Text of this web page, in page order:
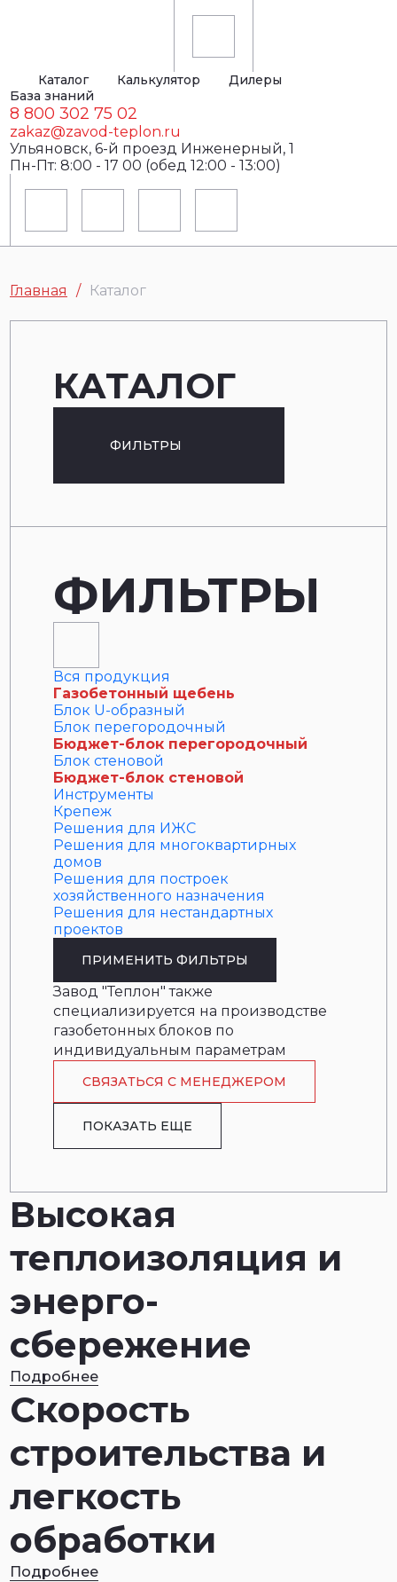
Каталог Калькулятор
Дилеры
База знаний
8 800 302 75 02
zakaz@zavod-teplon.ru
Ульяновск, 6-й проезд Инженерный, 1
Пн-Пт: 8:00 - 17 00 (обед 12:00 - 13:00)
Главная Каталог
КАТАЛОГ
ФИЛЬТРЫ
ФИЛЬТРЫ
Вся продукция
Газобетонный щебень
Блок U-образный
Блок перегородочный
Бюджет-блок перегородочный
Блок стеновой
Бюджет-блок стеновой
Инструменты
Крепеж
Решения для ИЖС
Решения для многоквартирных
домов
Решения для построек
хозяйственного назначения
Решения для нестандартных
проектов
ПРИМЕНИТЬ ФИЛЬТРЫ
Завод "Теплон" также
специализируется на производстве
газобетонных блоков по
индивидуальным параметрам
СВЯЗАТЬСЯ С МЕНЕДЖЕРОМ
ПОКАЗАТЬ ЕЩЕ
Высокая
теплоизоляция и
энерго-
сбережение
Подробнее
Скорость
строительства и
легкость
обработки
Подробнее